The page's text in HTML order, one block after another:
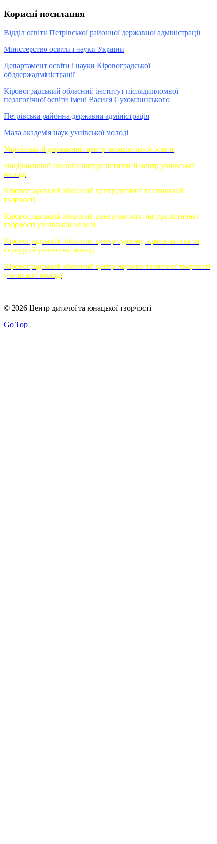
Корисні посилання
Відділ освіти Петрівської районної державної адміністрації
Міністерство освіти і науки України
Департамент освіти і науки Кіровоградської
облдержадміністрації
Кіровоградський обласний інститут післядипломної
педагогічної освіти імені Василя Сухомлинського
Петрівська районна державна адміністрація
Мала академія наук учнівської молоді
Український державний центр позашкільної освіти
Національний еколого-натуралістичний центр учнівської
молоді
Кіровоградський обласний центр дитячої та юнацької
творчості
Кіровоградський обласний центр еколого-натуралістичної
творчості учнівської молоді
Кіровоградський обласний центр туризму, краєзнавства та
екскурсій учнівської молоді
Кіровоградський обласний центр науково-технічної творчості
учнівської молоді
© 2026 Центр дитячої та юнацької творчості
Go Top